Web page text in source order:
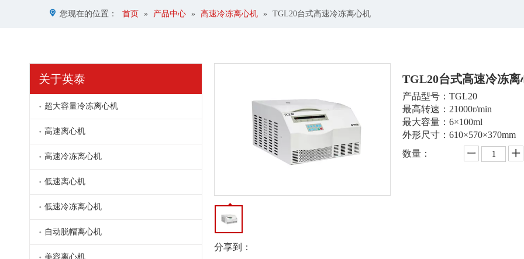
您现在的位置： 首页 » 产品中心 » 高速冷冻离心机 » TGL20台式高速冷冻离心机
关于英泰
超大容量冷冻离心机
高速离心机
高速冷冻离心机
低速离心机
低速冷冻离心机
自动脱帽离心机
美容离心机
GL10A高速冷冻离心机
分享到：
TGL20台式高速冷冻
产品型号：TGL20
最高转速：21000r/min
最大容量：6×100ml
外形尺寸：610×570×370mm
数量：